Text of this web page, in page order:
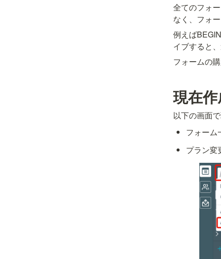
全てのフォ
なく、フォ
例えば
イブすると
フォームの
現在
以下の画面
フォーム
プラン変